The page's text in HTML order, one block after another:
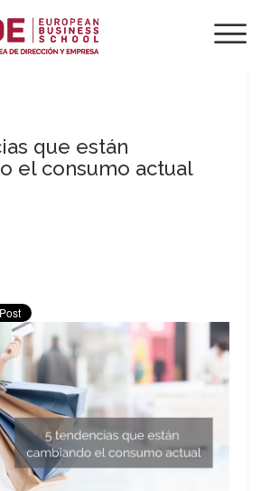
que están
el consumo actual